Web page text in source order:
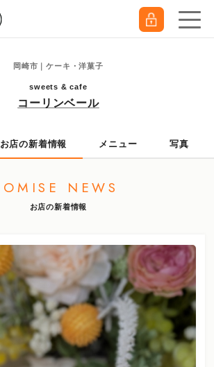
岡崎市｜ケーキ・洋菓子
sweets & cafe
コーリンベール
お店の新着情報 メニュー 写真
OMISE NEWS
お店の新着情報